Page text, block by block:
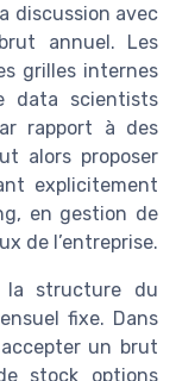
discussion avec
annuel. Les
grilles internes
data scientists
rapport à des
alors proposer
explicitement
en gestion de
de l’entreprise.
la structure du
fixe. Dans
un brut
stock options